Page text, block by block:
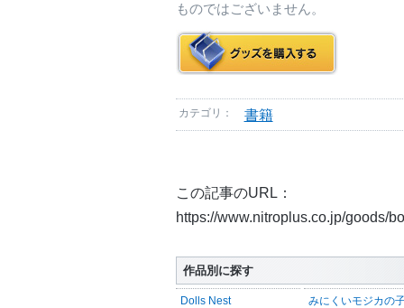
ものではございません。
カテゴリ： 書籍
この記事のURL：
https://www.nitroplus.co.jp/goods/
作品別に探す
Dolls Nest みにくいモジカの